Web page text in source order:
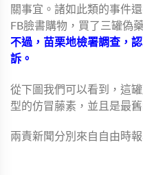
關事宜。諸如此類的事件
FB臉書購物，買了三罐偽
不過，苗栗地檢署調查，
訴。
從下圖我們可以看到，這
型的仿冒藤素，並且是最舊
兩責新聞分別來自自由時